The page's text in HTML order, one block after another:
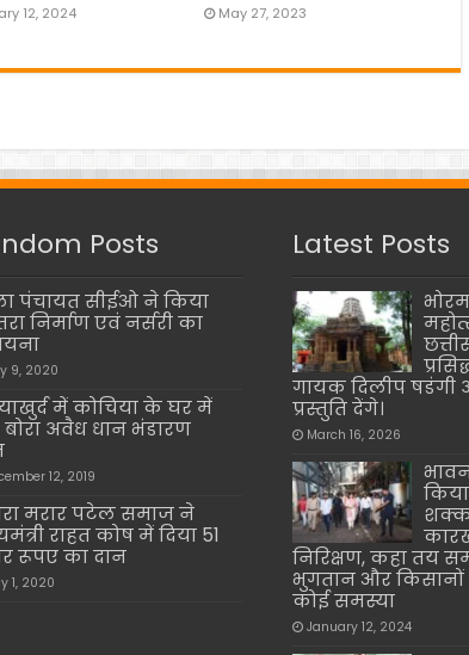
12, 2024 May 27, 2023
Posts
पंचायत सीईओ ने किया
निर्माण एवं नर्सरी का
9, 2020
में कोचिया के घर में
बोरा अवैध धान भंडारण
12, 2019
मरार पटेल समाज ने
राहत कोष में दिया 51
रूपए का दान
1, 2020
Latest Posts
गायक दिलीप षडंगी
प्रस्तुति देंगे।
March 16, 2026
निरिक्षण, कहा तय
भुगतान और किसानों
कोई समस्या
January 12, 2024